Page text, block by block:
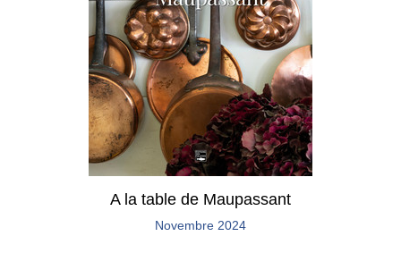
A la table de Maupassant
Novembre 2024